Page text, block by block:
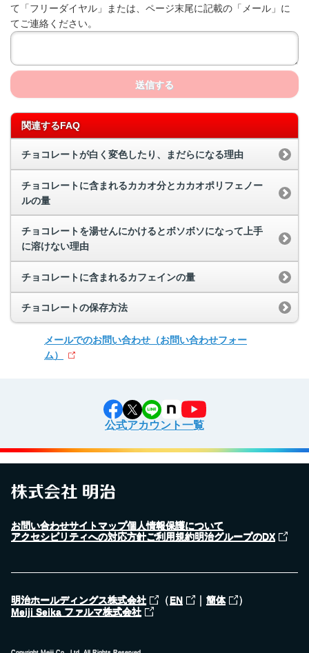
て「フリーダイヤル」または、ページ末尾に記載の「メール」に
てご連絡ください。
送信する
関連するFAQ
チョコレートが白く変色したり、まだらになる理由
チョコレートに含まれるカカオ分とカカオポリフェノー
ルの量
チョコレートを湯せんにかけるとボソボソになって上手
に溶けない理由
チョコレートに含まれるカフェインの量
チョコレートの保存方法
メールでのお問い合わせ （お問い合わせフォー
ム）
公式アカウント一覧
お問い合わせサイトマップ個人情報保護について
アクセシビリティへの対応方針ご利用規約明治グループのDX
明治ホールディングス株式会社 （EN ｜ 簡体 ）
Meiji Seika ファルマ株式会社